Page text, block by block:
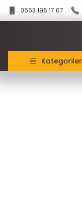
0553 196 17 07
Kategoriler